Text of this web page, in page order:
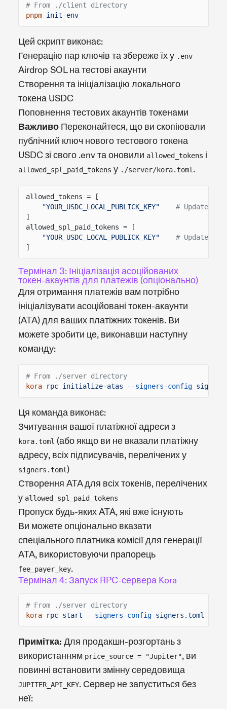
# From ./client directory
pnpm init-env
Цей скрипт виконає:
Генерацію пар ключів та збереже їх у .env
Airdrop SOL на тестові акаунти
Створення та ініціалізацію локального
токена USDC
Поповнення тестових акаунтів токенами
Важливо Переконайтеся, що ви скопіювали
публічний ключ нового тестового токена
USDC зі свого .env та оновили allowed_tokens і
allowed_spl_paid_tokens у ./server/kora.toml .
allowed_tokens = [
"YOUR_USDC_LOCAL_PUBLICK_KEY"
# Update this
]
allowed_spl_paid_tokens = [
"YOUR_USDC_LOCAL_PUBLICK_KEY"
# Update this
]
Термінал 3: Ініціалізація асоційованих
токен-акаунтів для платежів (опціонально)
Для отримання платежів вам потрібно
ініціалізувати асоційовані токен-акаунти
(ATA) для ваших платіжних токенів. Ви
можете зробити це, виконавши наступну
команду:
# From ./server directory
kora
rpc initialize-atas --signers-config
Ця команда виконає:
Зчитування вашої платіжної адреси з
kora.toml (або якщо ви не вказали платіжну
адресу, всіх підписувачів, перелічених у
signers.toml)
Створення ATA для всіх токенів, перелічених
у allowed_spl_paid_tokens
Пропуск будь-яких ATA, які вже існують
Ви можете опціонально вказати
спеціального платника комісії для генерації
ATA, використовуючи прапорець
fee_payer_key.
Термінал 4: Запуск RPC-сервера Kora
# From ./server directory
kora
rpc start --signers-config signers.toml
Примітка: Для продакшн-розгортань з
використанням price_source = "Jupiter", ви
повинні встановити змінну середовища
JUPITER_API_KEY. Сервер не запуститься без
неї: